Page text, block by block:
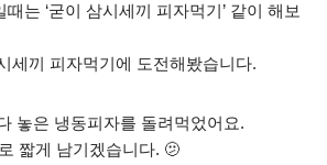
는 ‘굳이 삼시세끼 피자먹기’ 같이 해보
세끼 피자먹기에 도전해봤습니다.
놓은 냉동피자를 돌려먹었어요.
짧게 남기겠습니다. 🫤